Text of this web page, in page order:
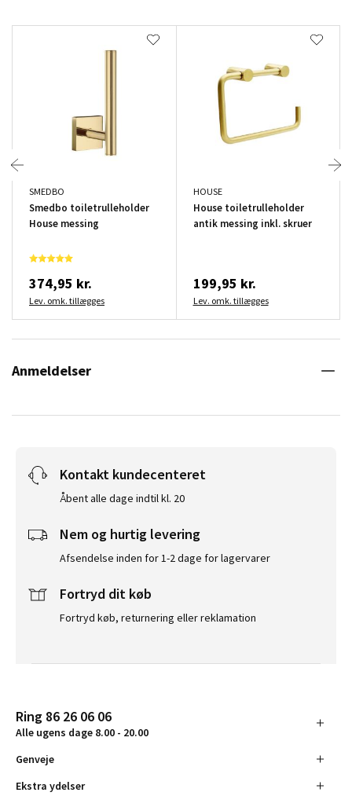
SMEDBO
Smedbo toiletrulleholder
House messing
374,95 kr.
Lev. omk. tillægges
HOUSE
House toiletrulleholder
antik messing inkl. skruer
199,95 kr.
Lev. omk. tillægges
Anmeldelser
Kontakt kundecenteret
Åbent alle dage indtil kl. 20
Nem og hurtig levering
Afsendelse inden for 1-2 dage for lagervarer
Fortryd dit køb
Fortryd køb, returnering eller reklamation
Ring 86 26 06 06
Alle ugens dage 8.00 - 20.00
Genveje
Ekstra ydelser